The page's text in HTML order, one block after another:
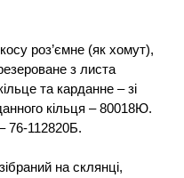
роз’ємне (як хомут),
з листа
та карданне – зі
кільця – 80018Ю.
76-112820Б.
на склянці,